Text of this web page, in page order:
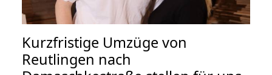
Kurzfristige Umzüge von
Reutlingen nach